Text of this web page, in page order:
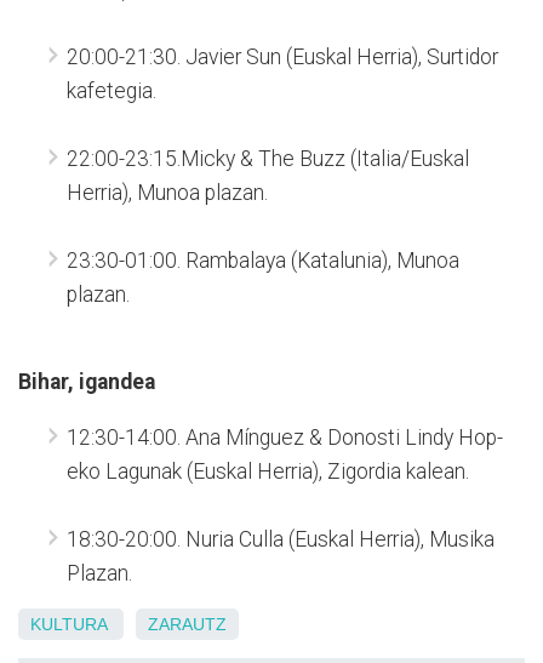
20:00-21:30. Javier Sun (Euskal Herria), Surtidor
kafetegia.
22:00-23:15.Micky & The Buzz (Italia/Euskal
Herria), Munoa plazan.
23:30-01:00. Rambalaya (Katalunia), Munoa
plazan.
Bihar, igandea
12:30-14:00. Ana Mínguez & Donosti Lindy Hop-
eko Lagunak (Euskal Herria), Zigordia kalean.
18:30-20:00. Nuria Culla (Euskal Herria), Musika
Plazan.
KULTURA ZARAUTZ